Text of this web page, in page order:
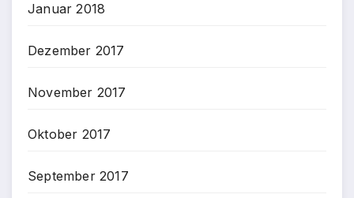
Januar 2018
Dezember 2017
November 2017
Oktober 2017
September 2017